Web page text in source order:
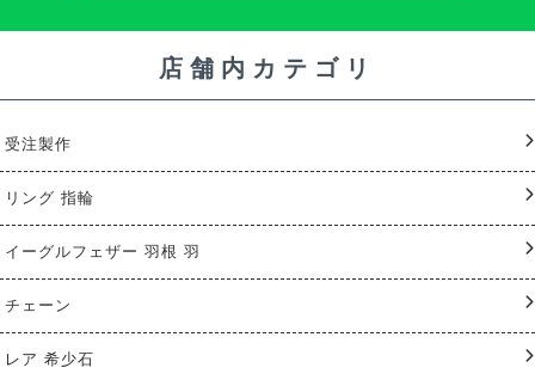
店舗内カテゴリ
受注製作
リング 指輪
イーグルフェザー 羽根 羽
チェーン
レア 希少石